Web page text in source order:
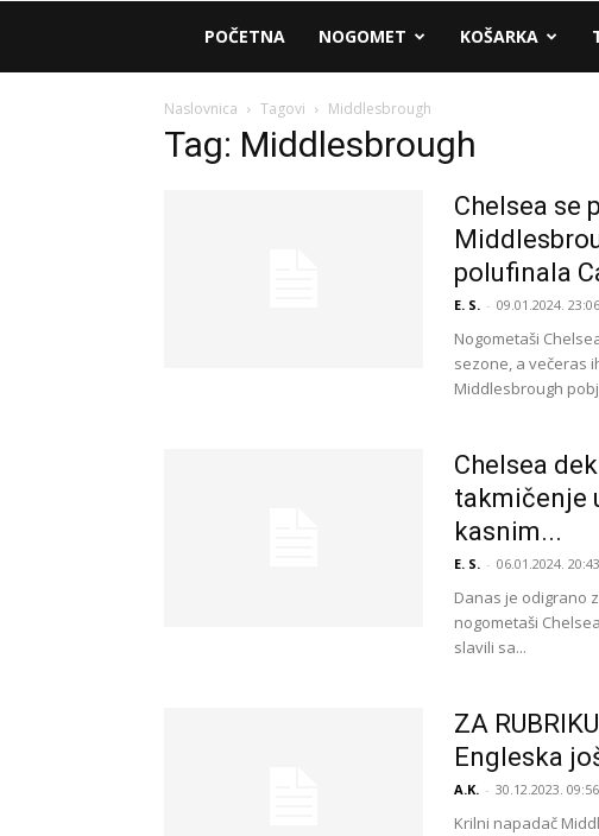
AM
Sport
POČETNA NOGOMET KOŠARKA
Naslovnica Tagovi Middlesbrough
Tag: Middlesbrough
Chelsea se
polufinala
E. S. - 09.01.2024. 23:06
Nogometaši
sezone, a večeras
Middlesbrough
Chelsea
takmičenje
kasnim...
E. S. - 06.01.2024. 20:43
Danas je odigrano
nogometaši
slavili sa...
ZA
Engleska
A.K. - 30.12.2023. 09:56
Krilni napadač